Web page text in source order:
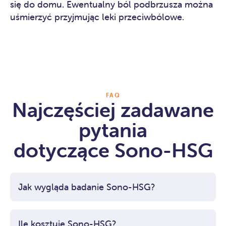
się do domu. Ewentualny ból podbrzusza można
uśmierzyć przyjmując leki przeciwbólowe.
FAQ
Najczęściej zadawane
pytania
dotyczące Sono-HSG
Jak wygląda badanie Sono-HSG?
pochwy, uwidaczniając szyjkę macicy, a następnie